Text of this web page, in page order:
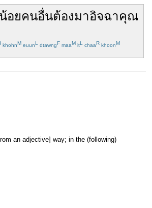
อยคนอื่นต้องมาอิจฉาคุณ
khohnM euunL dtawngF maaM itL chaaR khoonM
an adjective] way; in the (following)